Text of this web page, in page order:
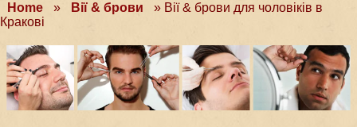
Home » Вії & брови » Вії & брови для чоловіків в
Кракові